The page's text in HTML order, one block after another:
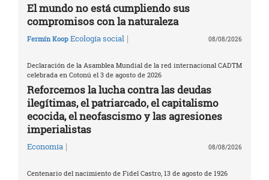
El mundo no está cumpliendo sus
compromisos con la naturaleza
Fermín Koop Ecología social | 08/08/2026
Declaración de la Asamblea Mundial de la red internacional CADTM
celebrada en Cotonú el 3 de agosto de 2026
Reforcemos la lucha contra las deudas
ilegítimas, el patriarcado, el capitalismo
ecocida, el neofascismo y las agresiones
imperialistas
Economía | 08/08/2026
Centenario del nacimiento de Fidel Castro, 13 de agosto de 1926